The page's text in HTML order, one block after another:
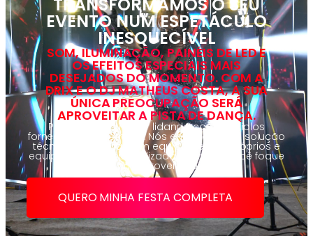
EVENTO NUM ESPETÁCULO
INESQUECÍVEL
SOM, ILUMINAÇÃO, PAINÉIS DE LED E
OS EFEITOS ESPECIAIS MAIS
DESEJADOS DO MOMENTO. COM A
DRIX E O DJ MATHEUS COSTA, A SUA
ÚNICA PREOCUPAÇÃO SERÁ
APROVEITAR A PISTA DE DANÇA.
Pare de se estressar lidando com múltiplos
fornecedores informais. Nós entregamos a solução
técnica completa, com equipamentos próprios e
equipe técnica especializada para que você foque
apenas em aproveitar o evento.
QUERO MINHA FESTA COMPLETA